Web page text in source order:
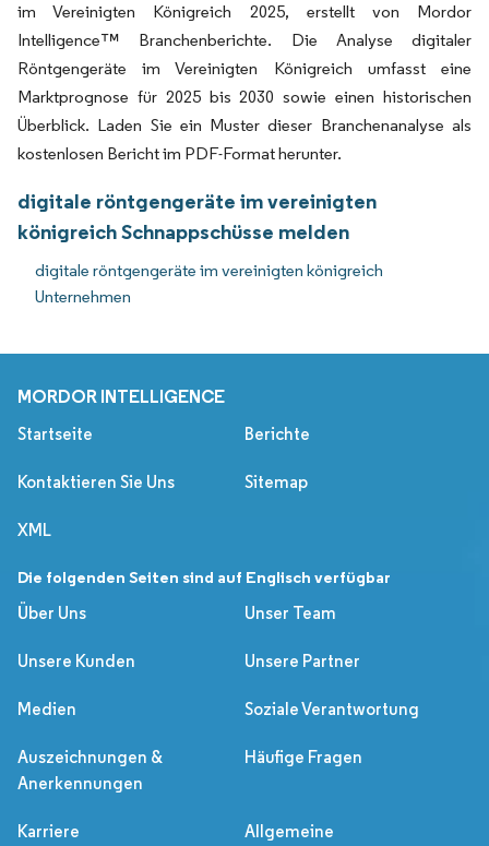
im Vereinigten Königreich 2025, erstellt von Mordor
Intelligence™ Branchenberichte. Die Analyse digitaler
Röntgengeräte im Vereinigten Königreich umfasst eine
Marktprognose für 2025 bis 2030 sowie einen historischen
Überblick. Laden Sie ein Muster dieser Branchenanalyse als
kostenlosen Bericht im PDF-Format herunter.
digitale röntgengeräte im vereinigten
königreich Schnappschüsse melden
digitale röntgengeräte im vereinigten königreich
Unternehmen
MORDOR INTELLIGENCE
Startseite Berichte
Kontaktieren Sie Uns Sitemap
XML
Die folgenden Seiten sind auf Englisch verfügbar
Über Uns
Unser Team
Unsere Kunden Unsere Partner
Medien Soziale Verantwortung
Auszeichnungen &
Anerkennungen
Häufige Fragen
Karriere
Allgemeine